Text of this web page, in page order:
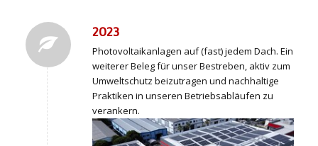
2023
Photovoltaikanlagen auf (fast) jedem Dach. Ein
weiterer Beleg für unser Bestreben, aktiv zum
Umweltschutz beizutragen und nachhaltige
Praktiken in unseren Betriebsabläufen zu
verankern.